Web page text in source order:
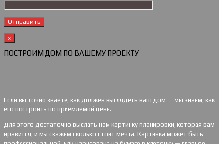
×
ПОСТРОИМ ДОМ ПО ВАШЕМУ ПРОЕКТУ
Если вы точно знаете, как должен выглядеть ваш дом — мы знаем, как
его построить по приемлемой цене.
Для этого достаточно выслать нам картинку планировки, которая вам
нравится, и мы скажем сколько стоит мечта. Картинка может быть